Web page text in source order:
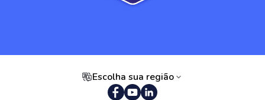
Escolha sua região